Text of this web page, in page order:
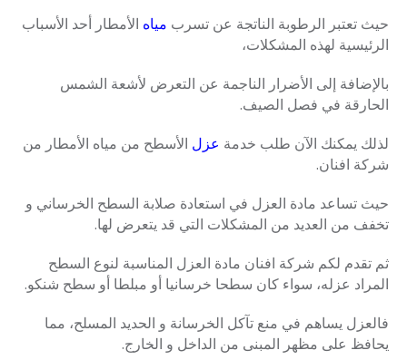
حيث تعتبر الرطوبة الناتجة عن تسرب مياه الأمطار أحد الأسباب
الرئيسية لهذه المشكلات،
بالإضافة إلى الأضرار الناجمة عن التعرض لأشعة الشمس
الحارقة في فصل الصيف.
لذلك يمكنك الآن طلب خدمة عزل الأسطح من مياه الأمطار من
شركة افنان.
حيث تساعد مادة العزل في استعادة صلابة السطح الخرساني و
تخفف من العديد من المشكلات التي قد يتعرض لها.
ثم تقدم لكم شركة افنان مادة العزل المناسبة لنوع السطح
المراد عزله، سواء كان سطحا خرسانيا أو مبلطا أو سطح شنكو.
فالعزل يساهم في منع تآكل الخرسانة و الحديد المسلح، مما
يحافظ على مظهر المبنى من الداخل و الخارج.